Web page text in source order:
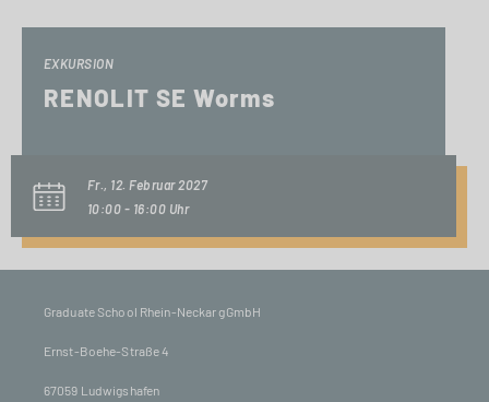
EXKURSION
RENOLIT SE Worms
Fr., 12. Februar 2027
10:00 - 16:00 Uhr
Graduate School Rhein-Neckar gGmbH
Ernst-Boehe-Straße 4
67059 Ludwigshafen